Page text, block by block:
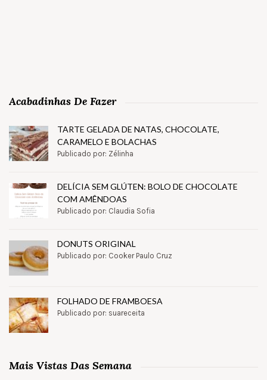
Acabadinhas De Fazer
TARTE GELADA DE NATAS, CHOCOLATE,
CARAMELO E BOLACHAS
Publicado por: Zélinha
DELÍCIA SEM GLÚTEN: BOLO DE CHOCOLATE
COM AMÊNDOAS
Publicado por: Claudia Sofia
DONUTS ORIGINAL
Publicado por: Cooker Paulo Cruz
FOLHADO DE FRAMBOESA
Publicado por: suareceita
Mais Vistas Das Semana